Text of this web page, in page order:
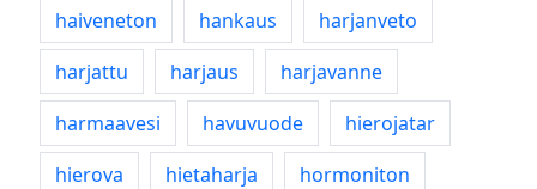
haiveneton
hankaus
harjanveto
harjattu
harjaus
harjavanne
harmaavesi
havuvuode
hierojatar
hierova
hietaharja
hormoniton